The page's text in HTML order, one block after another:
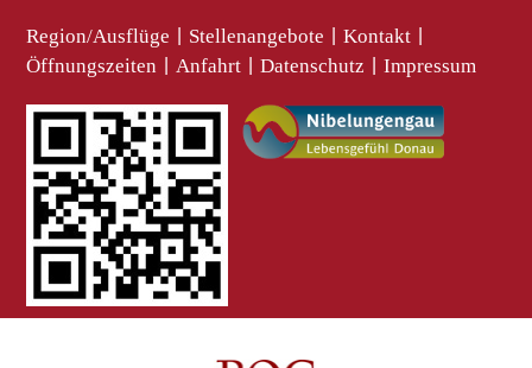
Region/Ausflüge Stellenangebote Kontakt
Öffnungszeiten Anfahrt Datenschutz Impressum